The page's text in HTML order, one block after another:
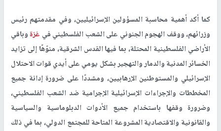
كما أكد أهمية محاسبة المسؤولين الإسرائيليين، وفي مقدمتهم رئيس
وزرائهم، ووقف الهجوم الجنوني على الشعب الفلسطيني في غزةوباقي
الأراضي الفلسطينية المحتلة، بما فيها القدس الشرقية، منوّهًا إلى تزايد
الخسائر المدنية والدمار والتهجير بشكل يومي على أيدي قوات الاحتلال
الإسرائيلي والمستوطنين الإرهابيين، ومشددًا على ضرورة إدانة جميع
المخططات والإجراءات الإسرائيلية الإجرامية ضد الشعب الفلسطيني،
وضرورة وقفها باستخدام جميع الأدوات الدبلوماسية والسياسية
والقانونية والاقتصادية المشروعة المتاحة للمجتمع الدولي، بما في ذلك